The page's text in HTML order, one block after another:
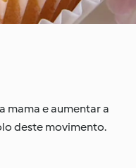
mama e aumentar a
deste movimento.